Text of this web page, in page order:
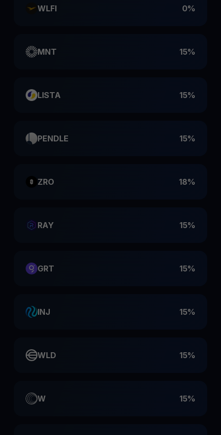
WLFI 0%
MNT 15%
LISTA 15%
PENDLE 15%
ZRO 18%
RAY 15%
GRT 15%
INJ 15%
WLD 15%
W 15%